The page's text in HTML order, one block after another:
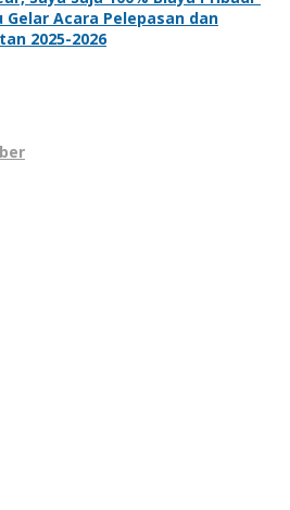
Gelar Acara Pelepasan dan
2025-2026